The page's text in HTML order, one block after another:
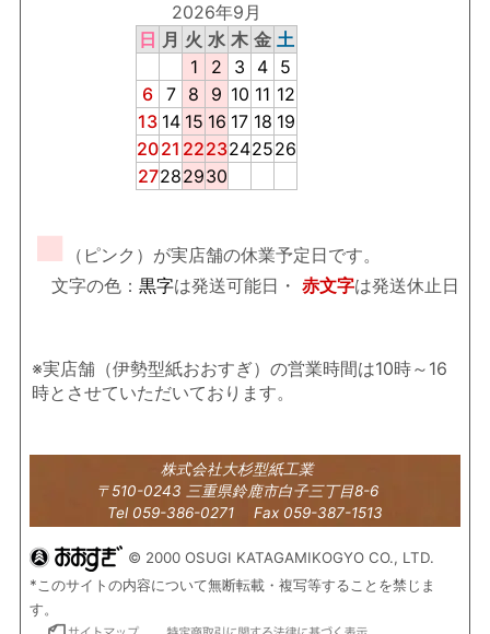
2026年9月
日 月 火 水 木 金 土
1
2 3 4 5
6 7 8 9 10 11 12
13 14 15 16 17 18 19
2021 2223242526
27282930
■
（ピンク）が実店舗の休業予定日です。
文字の色： 黒字は発送可能日・ 赤文字は発送休止日
※実店舗（伊勢型紙おおすぎ）の営業時間は10時～16
時とさせていただいております。
株式会社大杉型紙工業
〒510-0243 三重県鈴鹿市白子三丁目8-6
Tel 059-386-0271 Fax 059-387-1513
© 2000 OSUGI KATAGAMIKOGYO CO., LTD.
*このサイトの内容について無断転載・複写等することを禁じま
す。